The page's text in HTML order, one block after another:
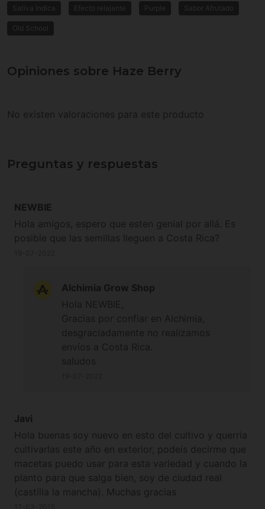
Sativa Indica Efecto relajante Purple Sabor Afrutado
Old School
Opiniones sobre Haze Berry
No existen valoraciones para este producto
Preguntas y respuestas
NEWBIE
Hola amigos, espero que esten genial por allá. Es
posible que las semillas lleguen a Costa Rica?
Alchimia Grow Shop
Javi
Hola buenas soy nuevo en esto del cultivo y querria
cultivarlas este año en exterior, podeis decirme que
macetas puedo usar para esta variedad y cuando la
planto para que salga bien, soy de ciudad real
(castilla la mancha). Muchas gracias